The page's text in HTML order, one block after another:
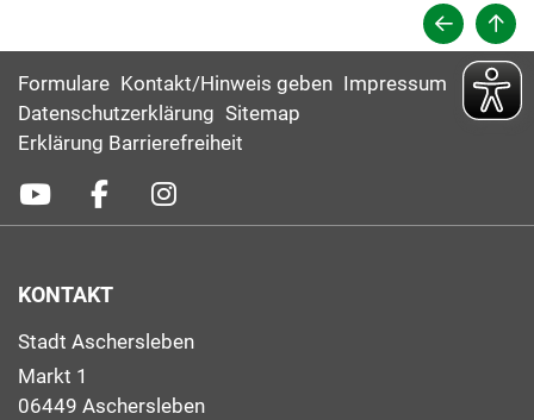
Formulare Kontakt/Hinweis geben Impressum
Datenschutzerklärung Sitemap
Erklärung Barrierefreiheit
KONTAKT
Stadt Aschersleben
Markt 1
06449 Aschersleben